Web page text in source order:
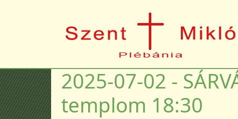
2025-07-02 -
templom 18:30